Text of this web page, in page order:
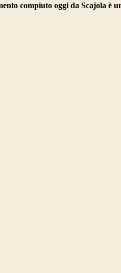
compiuto oggi da Scajola è